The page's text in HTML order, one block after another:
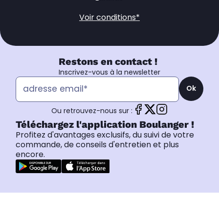
Voir conditions*
Restons en contact !
Inscrivez-vous à la newsletter
Ok
Ou retrouvez-nous sur :
Téléchargez l'application Boulanger !
Profitez d'avantages exclusifs, du suivi de votre
commande, de conseils d'entretien et plus
encore.